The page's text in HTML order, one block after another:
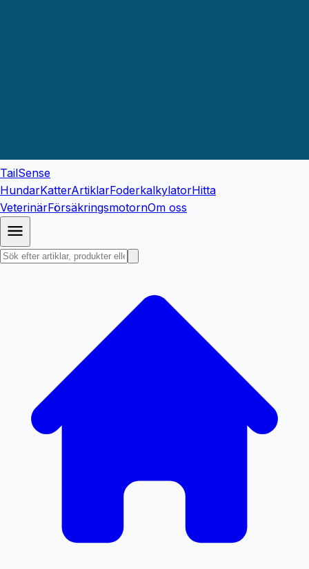
TailSense
HundarKatterArtiklarFoderkalkylatorHitta
VeterinärFörsäkringsmotornOm oss